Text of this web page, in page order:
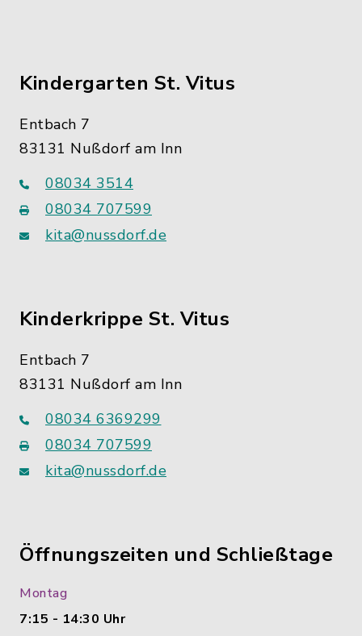
Kindergarten St. Vitus
Entbach 7
83131 Nußdorf am Inn
08034 3514
08034 707599
kita@nussdorf.de
Kinderkrippe St. Vitus
Entbach 7
83131 Nußdorf am Inn
08034 6369299
08034 707599
kita@nussdorf.de
Öffnungszeiten und Schließtage
Montag
7:15 - 14:30 Uhr